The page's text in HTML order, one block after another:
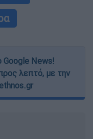
Google News!
λεπτό, με την